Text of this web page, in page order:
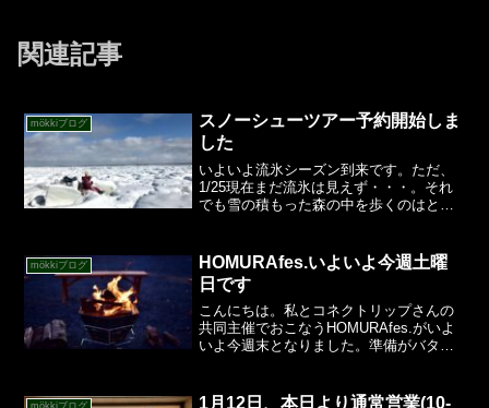
関連記事
mökkiブログ
スノーシューツアー予約開始しま
した
いよいよ流氷シーズン到来です。ただ、
1/25現在まだ流氷は見えず・・・。それ
でも雪の積もった森の中を歩くのはとて
います。当店は貸し切り専門なので、ご
自分のペースでのんび...
mökkiブログ
HOMURAfes.いよいよ今週土曜
日です
こんにちは。私とコネクトリップさんの
共同主催でおこなうHOMURAfes.がいよ
いよ今週末となりました。準備がバタバ
けるよう頑張っています。レンタル焚き
1月12日、本日より通常営業(10-